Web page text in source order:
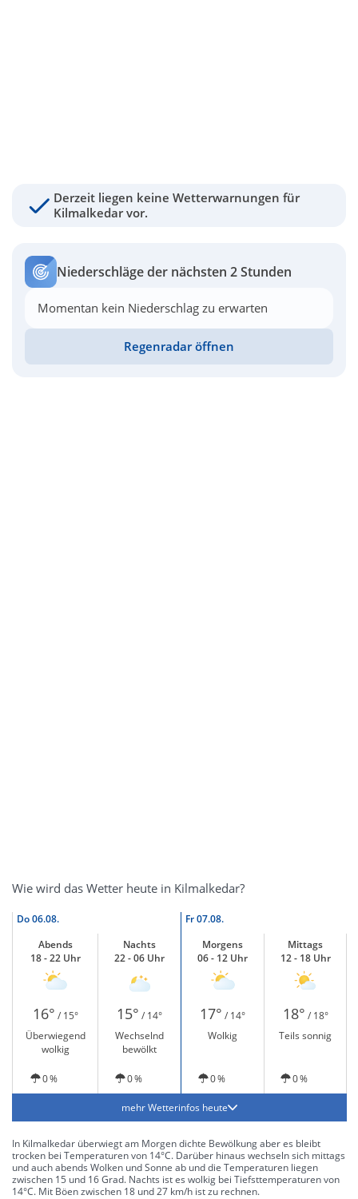
Derzeit liegen keine Wetterwarnungen für
Kilmalkedar vor.
Niederschläge der nächsten 2 Stunden
Momentan kein Niederschlag zu erwarten
Regenradar öffnen
Wie wird das Wetter heute in Kilmalkedar?
Do06.08. Fr07.08.
Abends
18 - 22 Uhr
Nachts
22 - 06 Uhr
Morgens
06 - 12 Uhr
Mittags
12 - 18 Uhr
16° / 15° 15° / 14° 17° / 14° 18° / 18°
Überwiegend
wolkig
Wechselnd
bewölkt
Wolkig Teils sonnig
0 % 0 % 0 % 0 %
mehr Wetterinfos heute
In Kilmalkedar überwiegt am Morgen dichte Bewölkung aber es bleibt
trocken bei Temperaturen von 14°C. Darüber hinaus wechseln sich mittags
und auch abends Wolken und Sonne ab und die Temperaturen liegen
zwischen 15 und 16 Grad. Nachts ist es wolkig bei Tiefsttemperaturen von
14°C. Mit Böen zwischen 18 und 27 km/h ist zu rechnen.